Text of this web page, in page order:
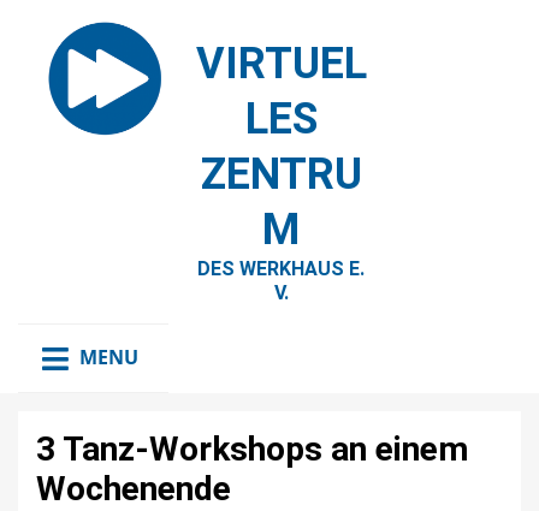
VIRTUEL
LES
ZENTRU
M
DES WERKHAUS E.
V.
MENU
3 Tanz-Workshops an einem
Wochenende